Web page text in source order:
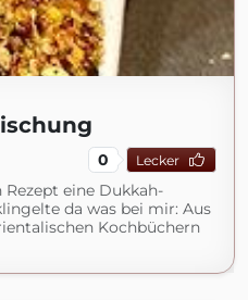
0 Lecker
eine Dukkah-
da was bei mir: Aus
Kochbüchern